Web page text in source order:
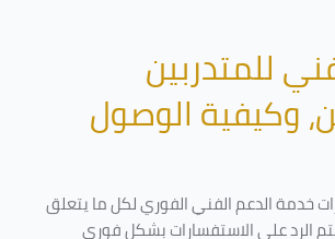
للمتدربين
وكيفية الوصول
خدمة الدعم الفني الفوري لكل ما يتعلق
الرد على الاستفسارات بشكل فوري